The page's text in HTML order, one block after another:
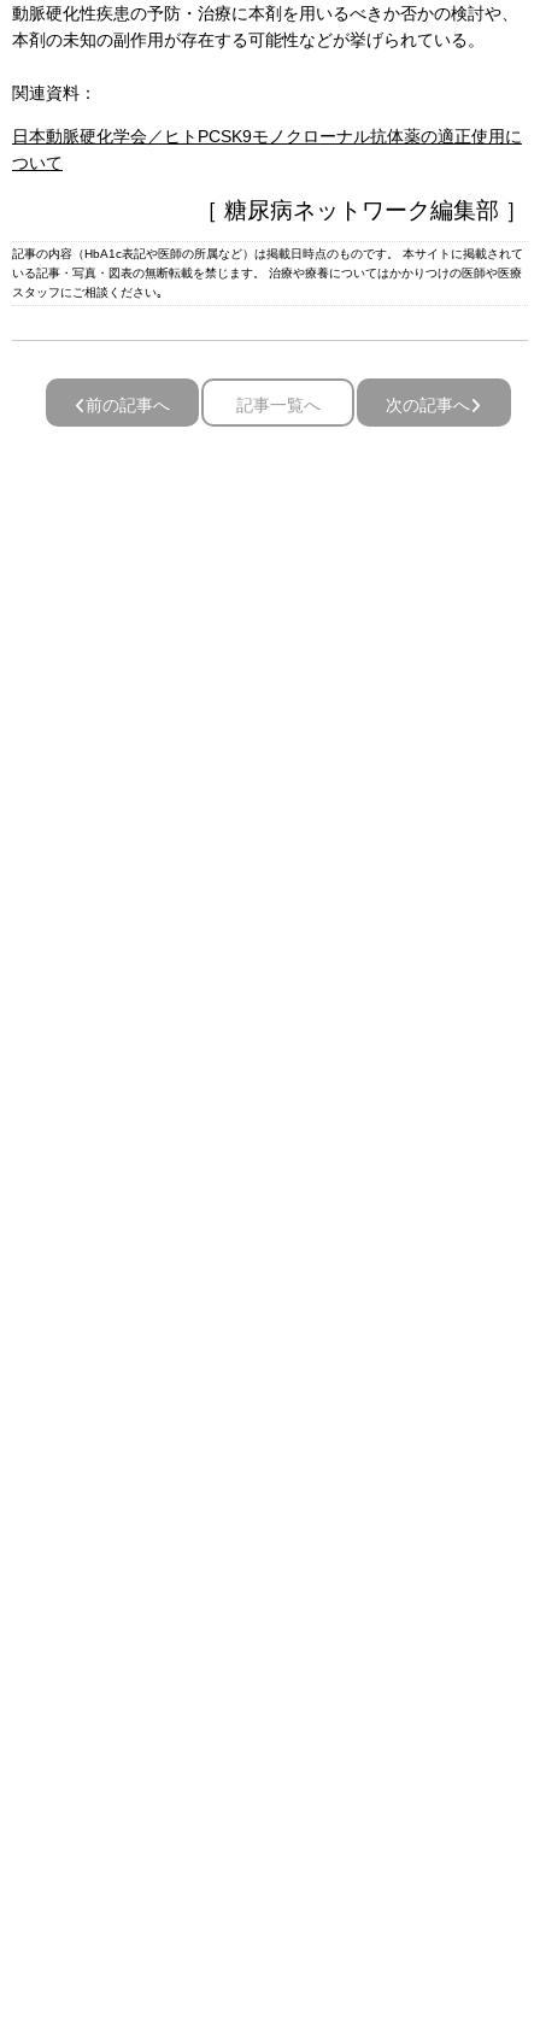
動脈硬化性疾患の予防・治療に本剤を用いるべきか否かの検討や、
本剤の未知の副作用が存在する可能性などが挙げられている。
関連資料：
日本動脈硬化学会／ヒトPCSK9モノクローナル抗体薬の適正使用に
ついて
［ 糖尿病ネットワーク編集部 ］
記事の内容（HbA1c表記や医師の所属など）は掲載日時点のものです。 本サイトに掲載されて
いる記事・写真・図表の無断転載を禁じます。 治療や療養についてはかかりつけの医師や医療
スタッフにご相談ください｡
前の記事へ 記事一覧へ 次の記事へ